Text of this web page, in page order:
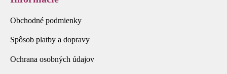
Obchodné podmienky
Spôsob platby a dopravy
Ochrana osobných údajov